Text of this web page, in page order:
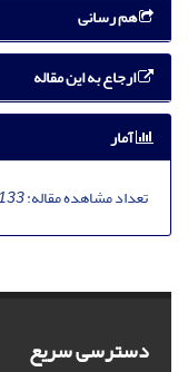
هم رسانی
ارجاع به این مقاله
آمار
تعداد مشاهده مقاله:
دسترسی سریع